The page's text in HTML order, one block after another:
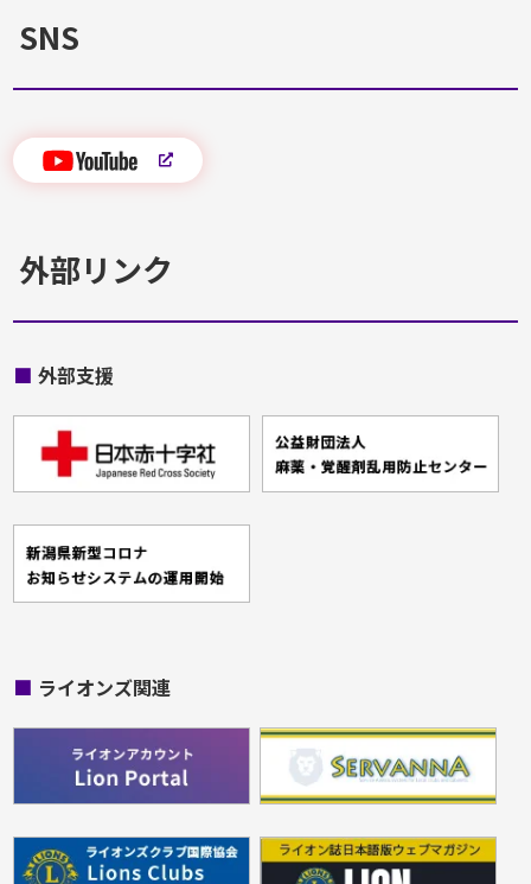
SNS
外部リンク
■ 外部支援
■ ライオンズ関連